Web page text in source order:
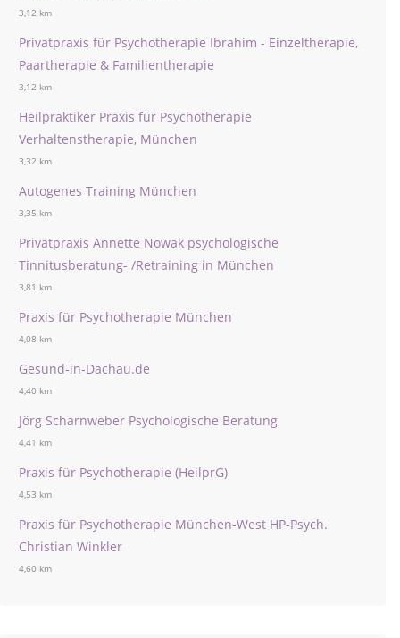
3,12 km
Privatpraxis für Psychotherapie Ibrahim - Einzeltherapie,
Paartherapie & Familientherapie
3,12 km
Heilpraktiker Praxis für Psychotherapie
Verhaltenstherapie, München
3,32 km
Autogenes Training München
3,35 km
Privatpraxis Annette Nowak psychologische
Tinnitusberatung- /Retraining in München
3,81 km
Praxis für Psychotherapie München
4,08 km
Gesund-in-Dachau.de
4,40 km
Jörg Scharnweber Psychologische Beratung
4,41 km
Praxis für Psychotherapie (HeilprG)
4,53 km
Praxis für Psychotherapie München-West HP-Psych.
Christian Winkler
4,60 km